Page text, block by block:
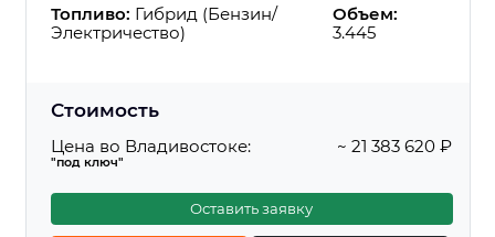
Топливо: Гибрид (Бензин/
Электричество)
Объем:
3.445
Стоимость
Цена во Владивостоке:
"под ключ"
~ 21 383 620 ₽
Оставить заявку